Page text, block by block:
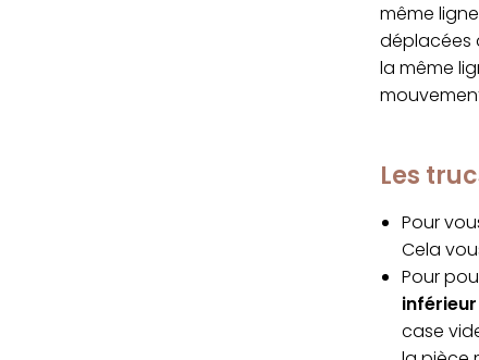
même
déplacées
la même
Les
Pour
Cela
Pour
case